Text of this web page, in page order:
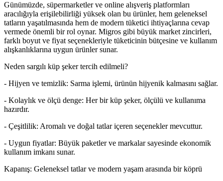
Günümüzde, süpermarketler ve online alışveriş platformları
aracılığıyla erişilebilirliği yüksek olan bu ürünler, hem geleneksel
tatların yaşatılmasında hem de modern tüketici ihtiyaçlarına cevap
vermede önemli bir rol oynar. Migros gibi büyük market zincirleri,
farklı boyut ve fiyat seçenekleriyle tüketicinin bütçesine ve kullanım
alışkanlıklarına uygun ürünler sunar.
Neden sargılı küp şeker tercih edilmeli?
- Hijyen ve temizlik: Sarma işlemi, ürünün hijyenik kalmasını sağlar.
- Kolaylık ve ölçü denge: Her bir küp şeker, ölçülü ve kullanıma
hazırdır.
- Çeşitlilik: Aromalı ve doğal tatlar içeren seçenekler mevcuttur.
- Uygun fiyatlar: Büyük paketler ve markalar sayesinde ekonomik
kullanım imkanı sunar.
Kapanış: Geleneksel tatlar ve modern yaşam arasında bir köprü